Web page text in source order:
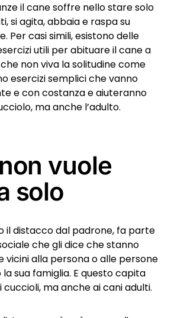
il cane soffre nello stare solo
si agita, abbaia e raspa su
Per casi simili, esistono delle
utili per abituare il cane a
non viva la solitudine come
esercizi semplici che vanno
e con costanza e aiuteranno
ma anche l’adulto.
vuole
solo
il distacco dal padrone, fa parte
che gli dice che stanno
vicini alla persona o alle persone
sua famiglia. E questo capita
cuccioli, ma anche ai cani adulti.